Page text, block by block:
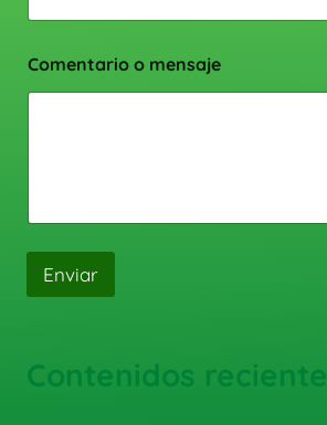
Comentario o mensaje
Enviar
Contenidos